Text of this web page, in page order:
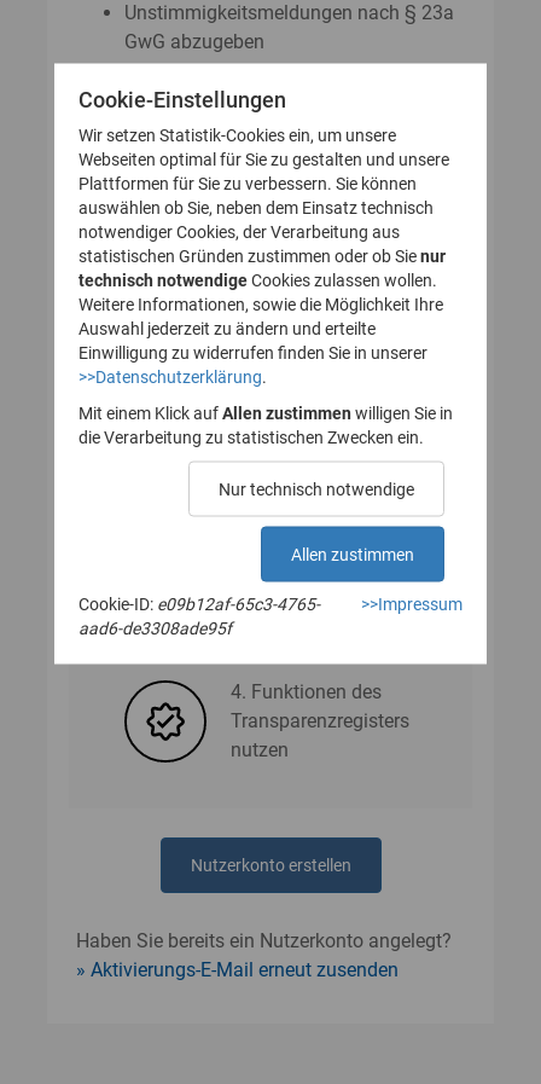
Unstimmigkeitsmeldungen nach § 23a
GwG abzugeben
GwG zu stellen
So legen Sie Ihr Nutzerkonto für
das Transparenzregister an
(Registrierung):
1. Nutzerkonto erstellen
des Nutzerkontos
bestätigen
3. Nutzerdaten angeben
4. Funktionen des
Transparenzregisters
nutzen
Nutzerkonto erstellen
Haben Sie bereits ein Nutzerkonto angelegt?
Aktivierungs-E-Mail erneut zusenden
Cookie-Einstellungen
Wir setzen Statistik-Cookies ein, um unsere
Webseiten optimal für Sie zu gestalten und unsere
Plattformen für Sie zu verbessern. Sie können
auswählen ob Sie, neben dem Einsatz technisch
notwendiger Cookies, der Verarbeitung aus
statistischen Gründen zustimmen oder ob Sienur
technisch notwendigeCookies zulassen wollen.
Weitere Informationen, sowie die Möglichkeit Ihre
Auswahl jederzeit zu ändern und erteilte
Einwilligung zu widerrufen finden Sie in unserer
>>Datenschutzerklärung
Mit einem Klick auf Allen zustimmen willigen Sie in
die Verarbeitung zu statistischen Zwecken ein.
Nur technisch notwendige
Allen zustimmen
Cookie-ID: e09b12af-65c3-4765-
aad6-de3308ade95f
>>Impressum